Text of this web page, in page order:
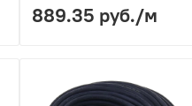
889.35 руб./м